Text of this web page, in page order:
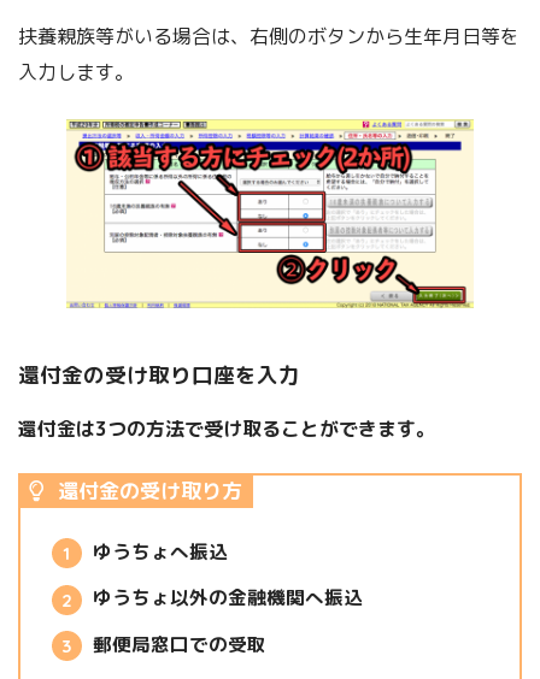
扶養親族等がいる場合は、右側のボタンから生年月日等を
入力します。
還付金の受け取り口座を入力
還付金は3つの方法で受け取ることができます。
還付金の受け取り方
ゆうちょへ振込
ゆうちょ以外の金融機関へ振込
郵便局窓口での受取